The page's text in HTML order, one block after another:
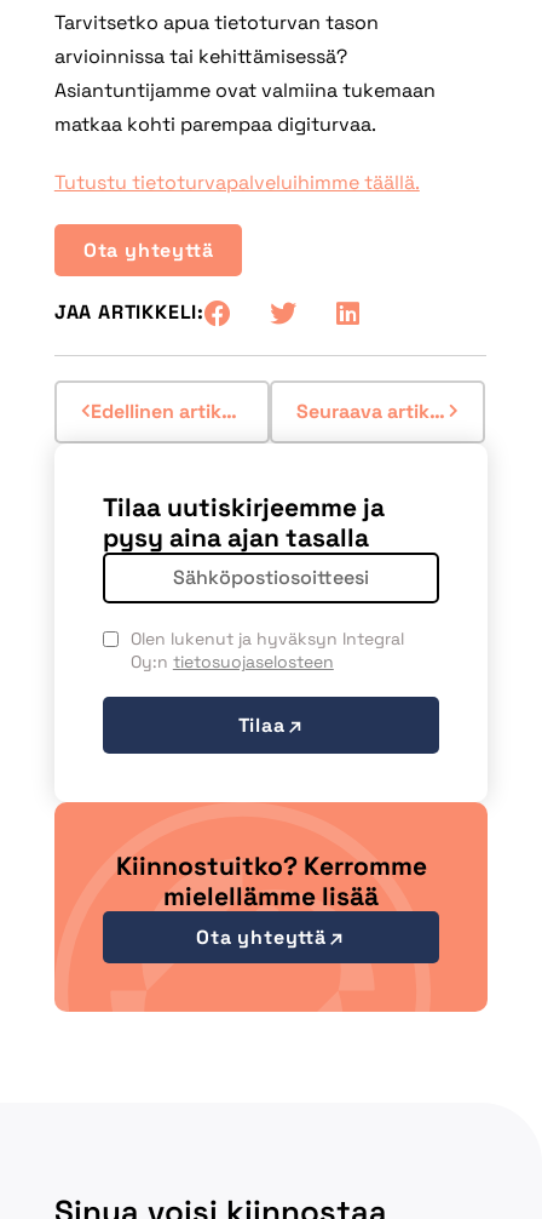
Tarvitsetko apua tietoturvan tason
arvioinnissa tai kehittämisessä?
Asiantuntijamme ovat valmiina tukemaan
matkaa kohti parempaa digiturvaa.
Tutustu tietoturvapalveluihimme täällä.
Ota yhteyttä
JAA ARTIKKELI:
Edellinen artikkeli Seuraava artikkeli
Tilaa uutiskirjeemme ja
pysy aina ajan tasalla
Olen lukenut ja hyväksyn Integral
Oy:n tietosuojaselosteen
Tilaa
Kiinnostuitko? Kerromme
mielellämme lisää
Ota yhteyttä